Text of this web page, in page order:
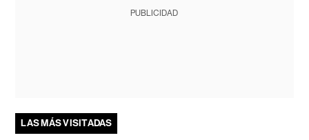
PUBLICIDAD
LAS MÁS VISITADAS